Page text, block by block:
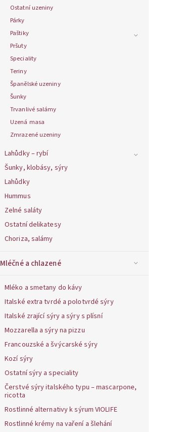
Ostatní uzeniny
Párky
Paštiky
Pršuty
Speciality
Teriny
Španělské uzeniny
Šunky
Trvanlivé salámy
Uzená masa
Zmrazené uzeniny
Lahůdky – rybí
Šunky, klobásy, sýry
Lahůdky
Hummus
Zelné saláty
Ostatní delikatesy
Choriza, salámy
Mléčné a chlazené
Mléko a smetany do kávy
Italské extra tvrdé a polotvrdé sýry
Italské zrající sýry a sýry s plísní
Mozzarella a sýry na pizzu
Francouzské a švýcarské sýry
Kozí sýry
Ostatní sýry a speciality
Čerstvé sýry italského typu – mascarpone,
ricotta
Rostlinné alternativy k sýrum VIOLIFE
Rostlinné krémy na vaření a šlehání